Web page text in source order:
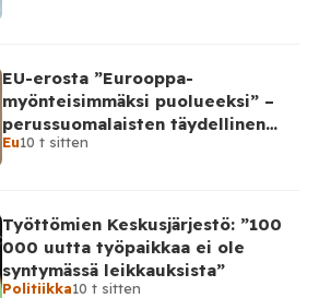
EU-erosta ”Eurooppa-
myönteisimmäksi puolueeksi” –
perussuomalaisten täydellinen
takinkääntö
Eu10 t sitten
Työttömien Keskusjärjestö: ”100
000 uutta työpaikkaa ei ole
syntymässä leikkauksista”
Politiikka10 t sitten